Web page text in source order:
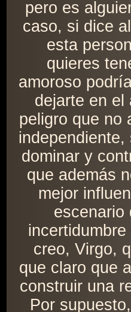
pero es
caso, si dice
esta
quieres
amoroso
dejarte en el
peligro que no
dominar y
que además
mejor
escenario
creo, Virgo,
que claro que
construir una
Por